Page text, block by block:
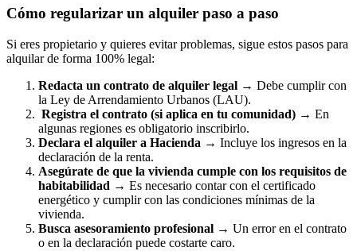
Cómo regularizar un alquiler paso a paso
Si eres propietario y quieres evitar problemas, sigue estos pasos para
alquilar de forma 100% legal:
Redacta un contrato de alquiler legal → Debe cumplir con
la Ley de Arrendamiento Urbanos (LAU).
Registra el contrato (si aplica en tu comunidad) → En
algunas regiones es obligatorio inscribirlo.
Declara el alquiler a Hacienda → Incluye los ingresos en la
declaración de la renta.
Asegúrate de que la vivienda cumple con los requisitos de
habitabilidad → Es necesario contar con el certificado
energético y cumplir con las condiciones mínimas de la
vivienda.
Busca asesoramiento profesional → Un error en el contrato
o en la declaración puede costarte caro.